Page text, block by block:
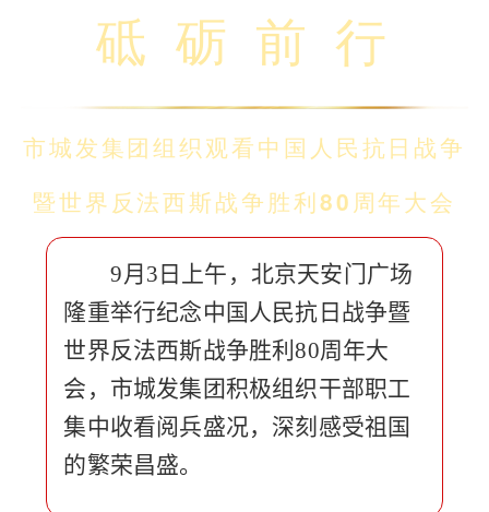
砥 砺 前 行
市城发集团组织观看中国人民抗日战争
暨世界反法西斯战争胜利80周年大会
9月3日上午，北京天安门广场
隆重举行纪念中国人民抗日战争暨
世界反法西斯战争胜利80周年大
会，市城发集团积极组织干部职工
集中收看阅兵盛况，深刻感受祖国
的繁荣昌盛。